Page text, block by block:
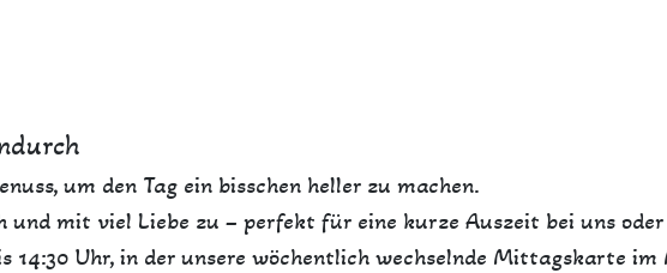
um den Tag ein bisschen heller zu machen.
und mit viel Liebe zu – perfekt für eine kurze Auszeit bei uns
14:30 Uhr, in der unsere wöchentlich wechselnde Mittagskarte